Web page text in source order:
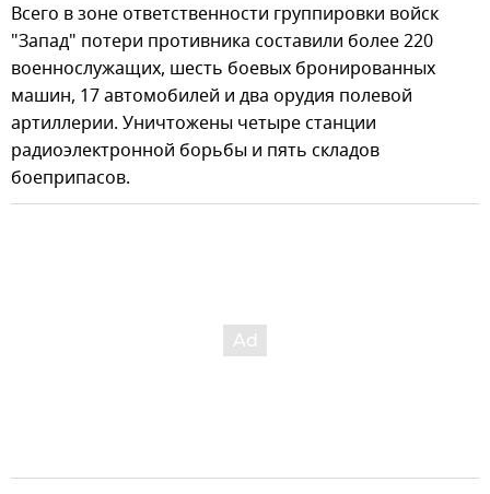
Всего в зоне ответственности группировки войск
"Запад" потери противника составили более 220
военнослужащих, шесть боевых бронированных
машин, 17 автомобилей и два орудия полевой
артиллерии. Уничтожены четыре станции
радиоэлектронной борьбы и пять складов
боеприпасов.